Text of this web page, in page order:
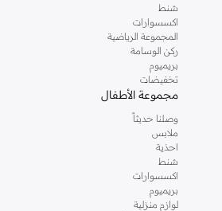
شنط
اكسسوارات
المجموعة الرياضية
ركن الوسامة
بريميوم
تخفيضات
مجموعة الأطفال
وصلنا حديثاً
ملابس
احذية
شنط
اكسسوارات
بريميوم
لوازم منزلية